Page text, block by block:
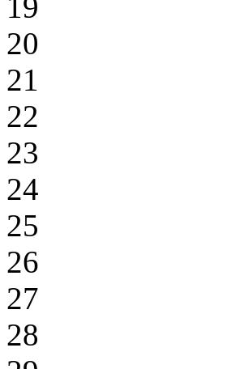
20
21
22
23
24
25
26
27
28